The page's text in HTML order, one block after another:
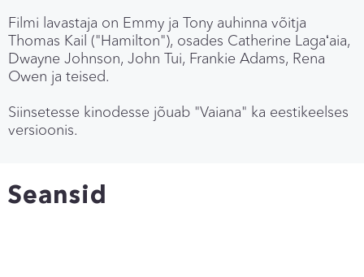
Filmi lavastaja on Emmy ja Tony auhinna võitja
Thomas Kail ("Hamilton"), osades Catherine Lagaʻaia,
Dwayne Johnson, John Tui, Frankie Adams, Rena
Owen ja teised.
Siinsetesse kinodesse jõuab "Vaiana" ka eestikeelses
versioonis.
Seansid